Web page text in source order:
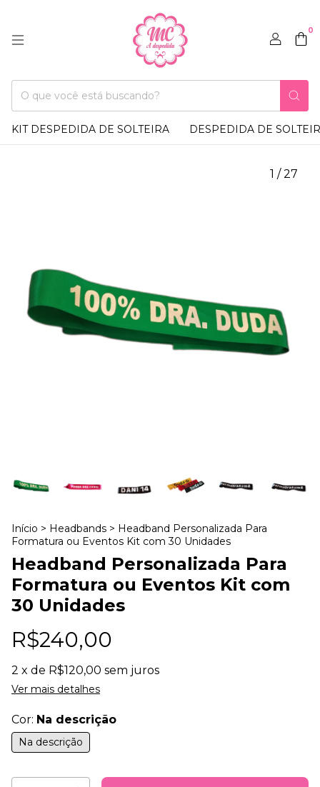
0
KIT DESPEDIDA DE SOLTEIRA DESPEDIDA DE
1 /27
Início > Headbands > Headband Personalizada Para
Formatura ou Eventos Kit com 30 Unidades
Headband Personalizada Para
Formatura ou Eventos Kit com
30 Unidades
R$240,00
2 x de R$120,00 sem juros
Ver mais detalhes
Cor: Na descrição
Na descrição